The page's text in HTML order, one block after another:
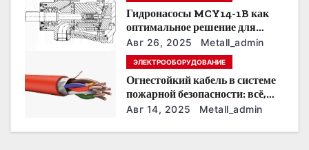
а
и
я
Гидронасосы MCY14-1B как
оптимальное решение для
модернизации гидросистем
Авг 26, 2025 Metall_admin
ЭЛЕКТРООБОРУДОВАНИЕ
Огнестойкий кабель в системе
пожарной безопасности: всё,
что нужно знать
Авг 14, 2025 Metall_admin